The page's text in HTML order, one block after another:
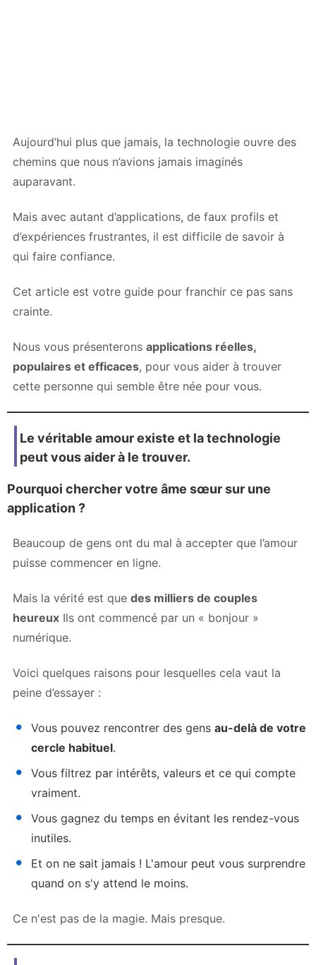
Aujourd’hui plus que jamais, la technologie ouvre des
chemins que nous n’avions jamais imaginés
auparavant.
Mais avec autant d’applications, de faux profils et
d’expériences frustrantes, il est difficile de savoir à
qui faire confiance.
Cet article est votre guide pour franchir ce pas sans
crainte.
Nous vous présenterons applications réelles,
populaires et efficaces, pour vous aider à trouver
cette personne qui semble être née pour vous.
Le véritable amour existe et la technologie
peut vous aider à le trouver.
Pourquoi chercher votre âme sœur sur une
application ?
Beaucoup de gens ont du mal à accepter que l’amour
puisse commencer en ligne.
Mais la vérité est que des milliers de couples
heureux Ils ont commencé par un « bonjour »
numérique.
Voici quelques raisons pour lesquelles cela vaut la
peine d’essayer :
Vous pouvez rencontrer des gens au-delà de votre
cercle habituel.
Vous filtrez par intérêts, valeurs et ce qui compte
vraiment.
Vous gagnez du temps en évitant les rendez-vous
inutiles.
Et on ne sait jamais ! L'amour peut vous surprendre
quand on s'y attend le moins.
Ce n'est pas de la magie. Mais presque.